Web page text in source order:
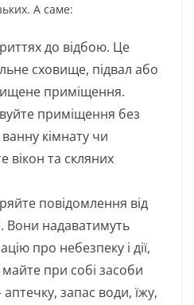
А саме:
до відбою. Це
сховище, підвал або
приміщення.
приміщення без
кімнату чи
вікон та скляних
повідомлення від
Вони надаватимуть
про небезпеку і дії,
майте при собі засоби
запас води, їжу,